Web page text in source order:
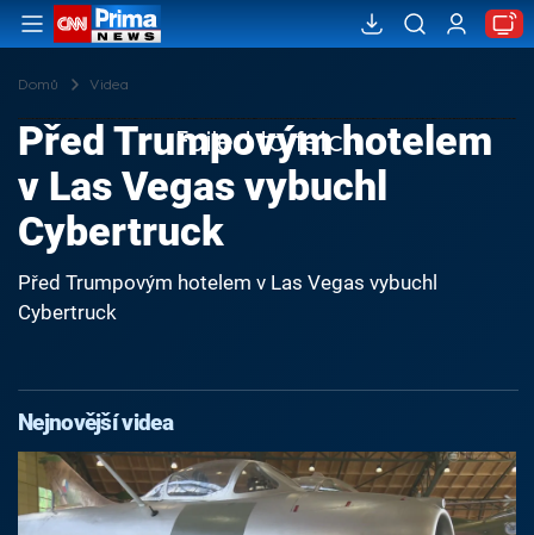
Domů Videa
Failed to fetch
Před Trumpovým hotelem
v Las Vegas vybuchl
Cybertruck
Před Trumpovým hotelem v Las Vegas vybuchl
Cybertruck
Nejnovější videa